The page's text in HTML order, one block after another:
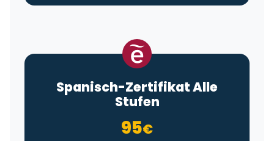
Spanisch-Zertifikat Alle
Stufen
95€